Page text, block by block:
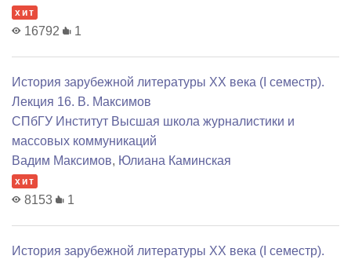
хит
16792 1
История зарубежной литературы XX века (I семестр).
Лекция 16. В. Максимов
СПбГУ Институт Высшая школа журналистики и
массовых коммуникаций
Вадим Максимов, Юлиана Каминская
хит
8153 1
История зарубежной литературы XX века (I семестр).